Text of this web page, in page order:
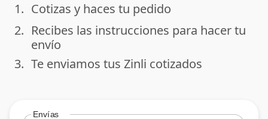
done
1. Cotizas y haces tu pedido
done
2. Recibes las instrucciones para hacer tu
envío
done
3. Te enviamos tus Zinli cotizados
Envías